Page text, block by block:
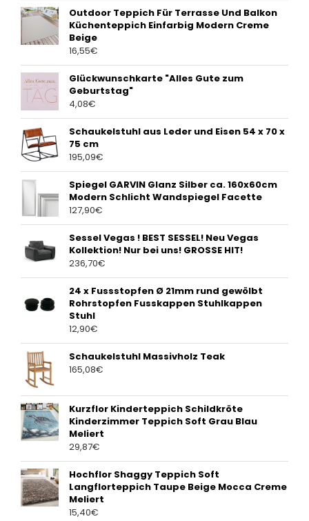
Outdoor Teppich Für Terrasse Und Balkon
Küchenteppich Einfarbig Modern Creme
Beige
16,55€
Glückwunschkarte "Alles Gute zum
Geburtstag"
4,08€
Schaukelstuhl aus Leder und Eisen 54 x 70 x
75 cm
195,09€
Spiegel GARVIN Glanz Silber ca. 160x60cm
Modern Schlicht Wandspiegel Facette
127,90€
Sessel Vegas ! BEST SESSEL! Neu Vegas
Kollektion! Nur bei uns! GROSSE HIT!
236,70€
24 x Fussstopfen Ø 21mm rund gewölbt
Rohrstopfen Fusskappen Stuhlkappen
Stuhl
12,90€
Schaukelstuhl Massivholz Teak
165,08€
Kurzflor Kinderteppich Schildkröte
Kinderzimmer Teppich Soft Grau Blau
Meliert
29,87€
Hochflor Shaggy Teppich Soft
Langflorteppich Taupe Beige Mocca Creme
Meliert
15,40€